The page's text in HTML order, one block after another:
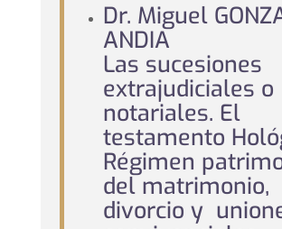
Dr. Miguel
ANDIA
Las sucesiones
extrajudiciales o
notariales. El
testamento
Régimen
del matrimonio,
divorcio y